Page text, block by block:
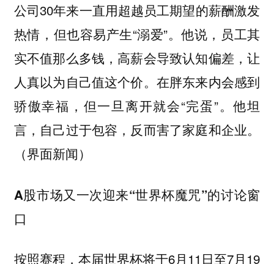
公司30年来一直用超越员工期望的薪酬激发
热情，但也容易产生“溺爱”。他说，员工其
实不值那么多钱，高薪会导致认知偏差，让
人真以为自己值这个价。在胖东来内会感到
骄傲幸福，但一旦离开就会“完蛋”。他坦
言，自己过于包容，反而害了家庭和企业。
（界面新闻）
A股市场又一次迎来“世界杯魔咒”的讨论窗
口
按照赛程，本届世界杯将于6月11日至7月19